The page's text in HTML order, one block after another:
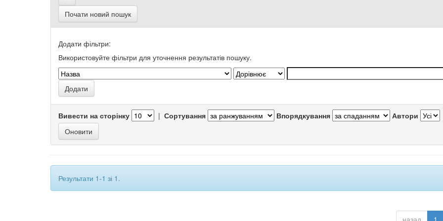
Почати новий пошук
Додати фільтри:
Використовуйте фільтри для уточнення результатів пошуку.
Вивести на сторінку | Сортування Впорядкування Автори
Результати 1-1 зі 1.
назад 1